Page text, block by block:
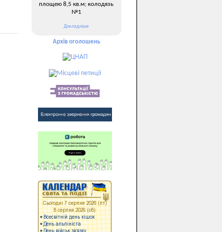
площею 8,5 кв.м; колодязь
№1
Докладніше
Архів оголошень